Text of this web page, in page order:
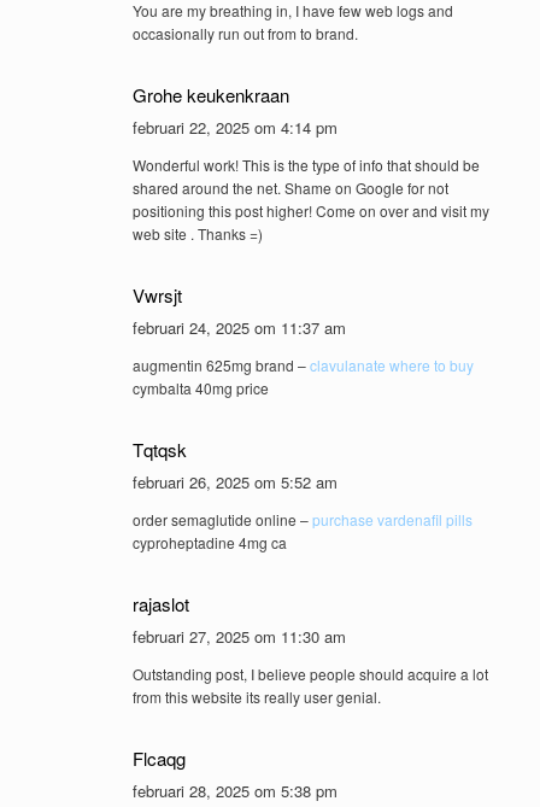
You are my breathing in, I have few web logs and
occasionally run out from to brand.
Grohe keukenkraan
februari 22, 2025 om 4:14 pm
Wonderful work! This is the type of info that should be
shared around the net. Shame on Google for not
positioning this post higher! Come on over and visit my
web site . Thanks =)
Vwrsjt
februari 24, 2025 om 11:37 am
augmentin 625mg brand –clavulanate where to buy
cymbalta 40mg price
Tqtqsk
februari 26, 2025 om 5:52 am
order semaglutide online –purchase vardenafil pills
cyproheptadine 4mg ca
rajaslot
februari 27, 2025 om 11:30 am
Outstanding post, I believe people should acquire a lot
from this website its really user genial.
Flcaqg
februari 28, 2025 om 5:38 pm